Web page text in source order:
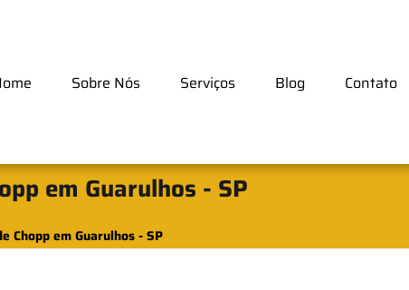
Sobre Nós Serviços Blog Contato
em Guarulhos - SP
Chopp em Guarulhos - SP